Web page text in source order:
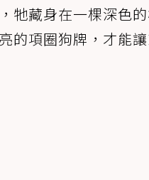
牠藏身在一棵深色
的項圈狗牌，才能